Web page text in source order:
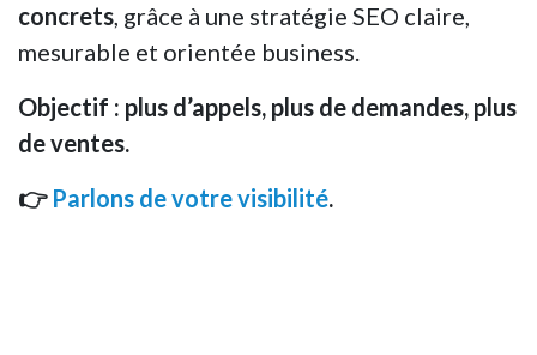
concrets, grâce à une stratégie SEO claire,
mesurable et orientée business.
Objectif : plus d’appels, plus de demandes, plus
de ventes.
👉 Parlons de votre visibilité.